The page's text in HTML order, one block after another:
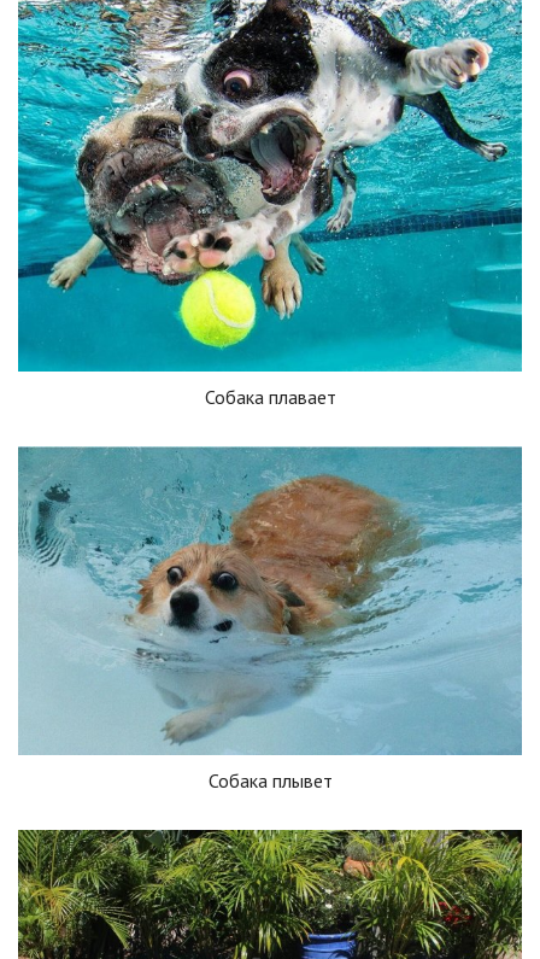
Собака плавает
Собака плывет